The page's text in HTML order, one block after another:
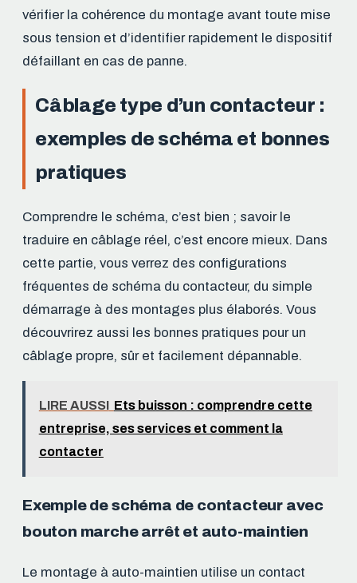
vérifier la cohérence du montage avant toute mise
sous tension et d’identifier rapidement le dispositif
défaillant en cas de panne.
Câblage type d’un contacteur :
exemples de schéma et bonnes
pratiques
Comprendre le schéma, c’est bien ; savoir le
traduire en câblage réel, c’est encore mieux. Dans
cette partie, vous verrez des configurations
fréquentes de schéma du contacteur, du simple
démarrage à des montages plus élaborés. Vous
découvrirez aussi les bonnes pratiques pour un
câblage propre, sûr et facilement dépannable.
LIRE AUSSI Ets buisson : comprendre cette
entreprise, ses services et comment la
contacter
Exemple de schéma de contacteur avec
bouton marche arrêt et auto-maintien
Le montage à auto-maintien utilise un contact